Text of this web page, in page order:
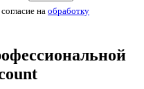
на обработку